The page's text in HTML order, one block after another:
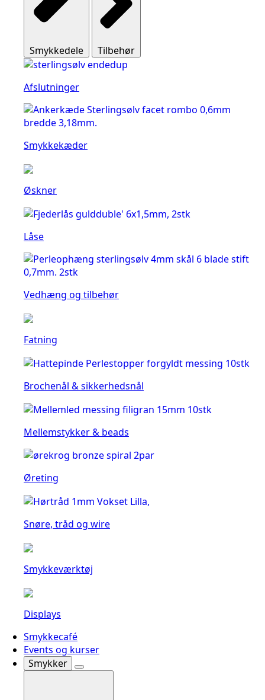
Smykkedele Tilbehør
Afslutninger
Smykkekæder
Øskner
Låse
Vedhæng og tilbehør
Fatning
Brochenål & sikkerhedsnål
Mellemstykker & beads
Øreting
Snøre, tråd og wire
Smykkeværktøj
Displays
Smykkecafé
Events og kurser
Smykker